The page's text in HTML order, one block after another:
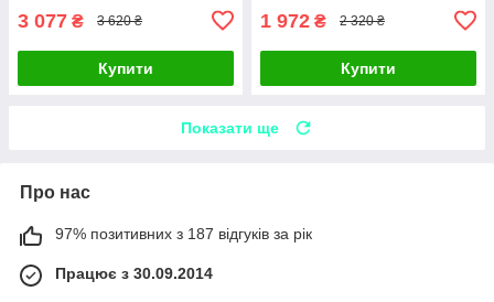
3 077 ₴ 3 620 ₴
Купити
1 972 ₴ 2 320 ₴
Купити
Показати ще
Про нас
97% позитивних з 187 відгуків за рік
Працює з 30.09.2014